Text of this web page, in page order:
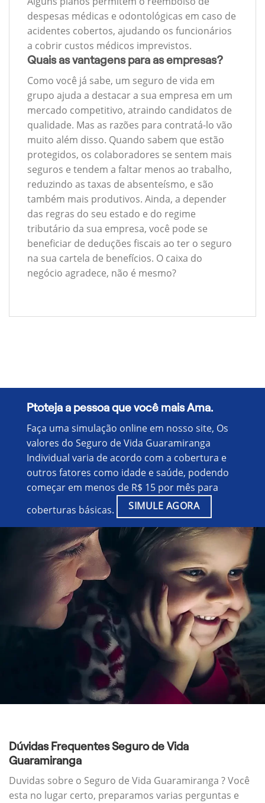
despesas médicas e odontológicas em caso de
acidentes cobertos, ajudando os funcionários
a cobrir custos médicos imprevistos.
Quais as vantagens para as empresas?
Como você já sabe, um seguro de vida em
grupo ajuda a destacar a sua empresa em um
mercado competitivo, atraindo candidatos de
qualidade. Mas as razões para contratá-lo vão
muito além disso. Quando sabem que estão
protegidos, os colaboradores se sentem mais
seguros e tendem a faltar menos ao trabalho,
reduzindo as taxas de absenteísmo, e são
também mais produtivos. Ainda, a depender
das regras do seu estado e do regime
tributário da sua empresa, você pode se
beneficiar de deduções fiscais ao ter o seguro
na sua cartela de benefícios. O caixa do
negócio agradece, não é mesmo?
Ptoteja a pessoa que você mais Ama.
Faça uma simulação online em nosso site, Os
valores do Seguro de Vida Guaramiranga
Individual varia de acordo com a cobertura e
outros fatores como idade e saúde, podendo
começar em menos de R$ 15 por mês para
coberturas básicas.
SIMULE AGORA
Dúvidas Frequentes Seguro de Vida
Guaramiranga
Duvidas sobre o Seguro de Vida Guaramiranga ? Você
esta no lugar certo, preparamos varias perguntas e